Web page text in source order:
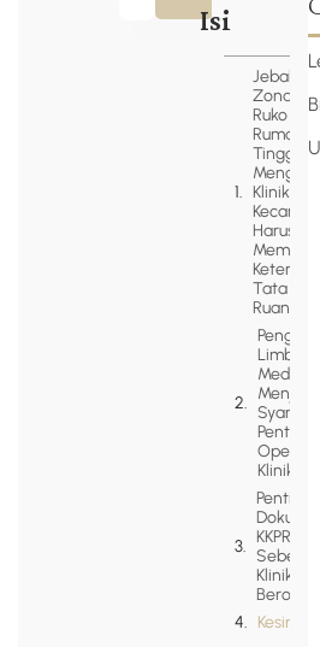
Isi
Jebakan
Zonasi
Ruko dan
Rumah
Tinggal:
Mengapa
Klinik
Harus
Memenuhi
Ketentuan
Tata
Ruang
Limbah
Medis B3
Menjadi
Syarat
Penting
Klinik
Dokumen
KKPR
Sebelum
Klinik